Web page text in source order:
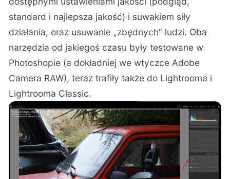
standard i najlepsza jakość) i suwakiem siły
działania, oraz usuwanie „zbędnych” ludzi. Oba
narzędzia od jakiegoś czasu były testowane w
Photoshopie (a dokładniej we wtyczce Adobe
Camera RAW), teraz trafiły także do Lightrooma i
Lightrooma Classic.